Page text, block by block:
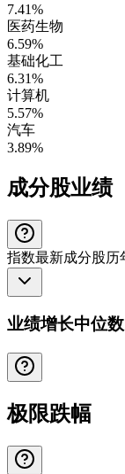
7.41%
医药生物
6.59%
基础化工
6.31%
计算机
5.57%
汽车
3.89%
成分股业绩
指数最新成分股历
业绩增长中位数
极限跌幅